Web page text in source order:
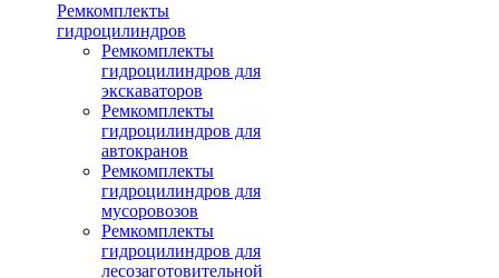
Ремкомплекты
гидроцилиндров
Ремкомплекты
гидроцилиндров для
экскаваторов
Ремкомплекты
гидроцилиндров для
автокранов
Ремкомплекты
гидроцилиндров для
мусоровозов
Ремкомплекты
гидроцилиндров для
лесозаготовительной